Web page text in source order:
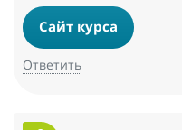
Сайт курса
Ответить